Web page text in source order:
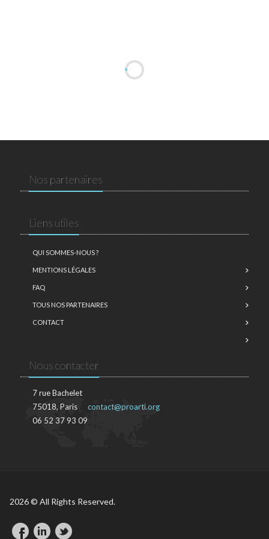
Nos partenaires
Liens utiles
QUI SOMMES-NOUS ?
MENTIONS LÉGALES
FAQ
TOUS NOS PARTENAIRES
CONTACT
Nous contacter
7 rue Bachelet
75018, Paris
06 52 37 93 09
contact@proarti.org
2026 © All Rights Reserved.